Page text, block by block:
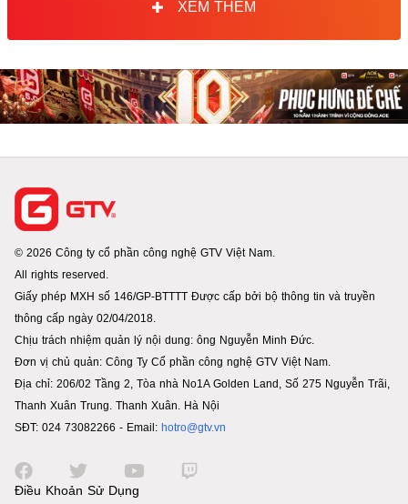
XEM THÊM
© 2026 Công ty cổ phần công nghệ GTV Việt Nam.
All rights reserved.
Giấy phép MXH số 146/GP-BTTTT Được cấp bởi bộ thông tin và truyền
thông cấp ngày 02/04/2018.
Chịu trách nhiệm quản lý nội dung: ông Nguyễn Minh Đức.
Đơn vị chủ quản: Công Ty Cổ phần công nghệ GTV Việt Nam.
Địa chỉ: 206/02 Tầng 2, Tòa nhà No1A Golden Land, Số 275 Nguyễn Trãi,
Thanh Xuân Trung. Thanh Xuân. Hà Nội
SĐT: 024 73082266 - Email: hotro@gtv.vn
Điều Khoản Sử Dụng